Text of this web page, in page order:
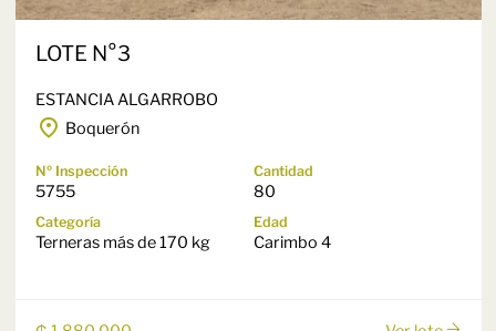
LOTE N°3
ESTANCIA ALGARROBO
Boquerón
Nº Inspección
5755
Cantidad
80
Categoría
Terneras más de 170 kg
Edad
Carimbo 4